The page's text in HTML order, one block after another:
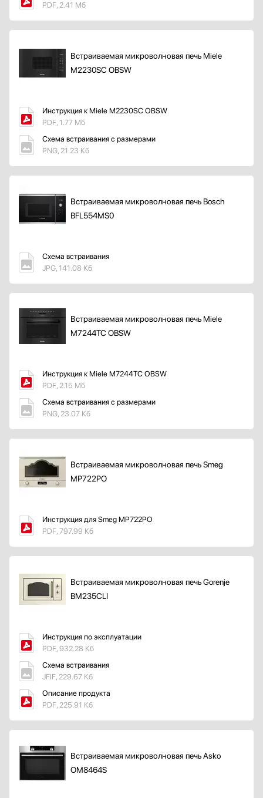
PDF, 2.41 Мб
Встраиваемая микроволновая печь Miele
M2230SC OBSW
Инструкция к Miele M2230SC OBSW
PDF, 1.77 Мб
Схема встраивания с размерами
PNG, 21.23 Кб
Встраиваемая микроволновая печь Bosch
BFL554MS0
Схема встраивания
JPG, 141.08 Кб
Встраиваемая микроволновая печь Miele
M7244TC OBSW
Инструкция к Miele M7244TC OBSW
PDF, 2.15 Мб
Схема встраивания с размерами
PNG, 23.07 Кб
Встраиваемая микроволновая печь Smeg
MP722PO
Инструкция для Smeg MP722PO
PDF, 797.99 Кб
Встраиваемая микроволновая печь Gorenje
BM235CLI
Инструкция по эксплуатации
PDF, 932.28 Кб
Схема встраивания
JFIF, 229.67 Кб
Описание продукта
PDF, 225.91 Кб
Встраиваемая микроволновая печь Asko
OM8464S